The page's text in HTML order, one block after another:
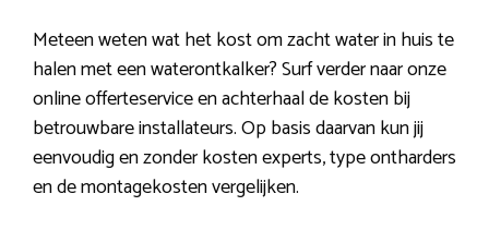
Meteen weten wat het kost om zacht water in huis te
halen met een waterontkalker? Surf verder naar onze
online offerteservice en achterhaal de kosten bij
betrouwbare installateurs. Op basis daarvan kun jij
eenvoudig en zonder kosten experts, type ontharders
en de montagekosten vergelijken.